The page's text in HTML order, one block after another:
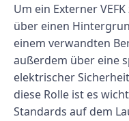
Um ein Externer
über einen
einem verwandten
außerdem über eine
elektrischer
diese Rolle ist es
Standards auf dem